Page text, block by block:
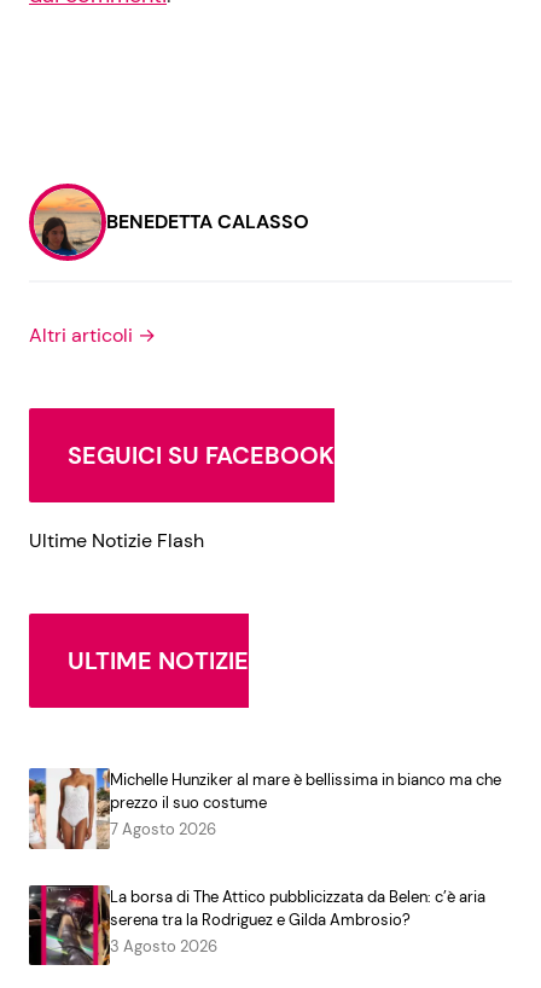
BENEDETTA CALASSO
Altri articoli →
SEGUICI SU FACEBOOK
Ultime Notizie Flash
ULTIME NOTIZIE
Michelle Hunziker al mare è bellissima in bianco ma che
prezzo il suo costume
7 Agosto 2026
La borsa di The Attico pubblicizzata da Belen: c’è aria
serena tra la Rodriguez e Gilda Ambrosio?
3 Agosto 2026